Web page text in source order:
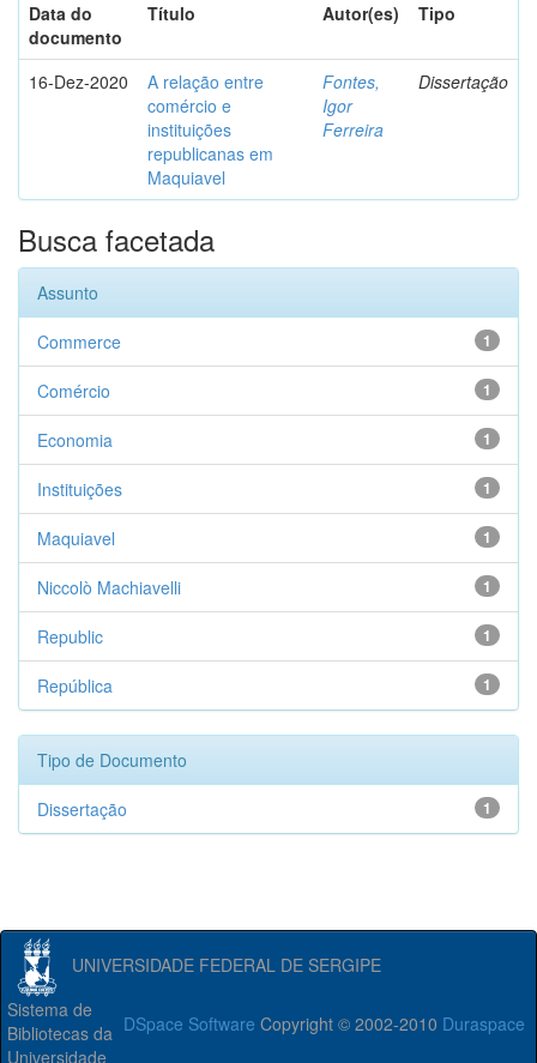
Data do
documento
Título Autor(es) Tipo
16-Dez-2020
A relação entre
comércio e
instituições
republicanas em
Maquiavel
Fontes,
Igor
Ferreira
Dissertação
Busca facetada
Assunto
1
Commerce
1
Comércio
1
Economia
1
Instituições
1
Maquiavel
1
Niccolò Machiavelli
1
Republic
1
República
Tipo de Documento
1
Dissertação
UNIVERSIDADE FEDERAL DE SERGIPE
DSpace Software Copyright © 2002-2010 Duraspace
Sistema de
Bibliotecas da
Universidade